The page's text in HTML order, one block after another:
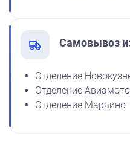
Самовывоз
Отделение
Отделение
Отделение Марьино